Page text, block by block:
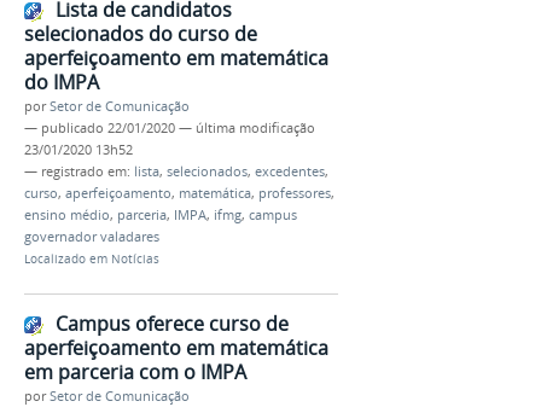
Lista de candidatos
selecionados do curso de
aperfeiçoamento em matemática
do IMPA
porSetor de Comunicação
— publicado 22/01/2020 — última modificação
23/01/2020 13h52
— registrado em: lista, selecionados, excedentes,
curso, aperfeiçoamento, matemática, professores,
ensino médio, parceria, IMPA, ifmg, campus
governador valadares
Localizado em Notícias
Campus oferece curso de
aperfeiçoamento em matemática
em parceria com o IMPA
porSetor de Comunicação